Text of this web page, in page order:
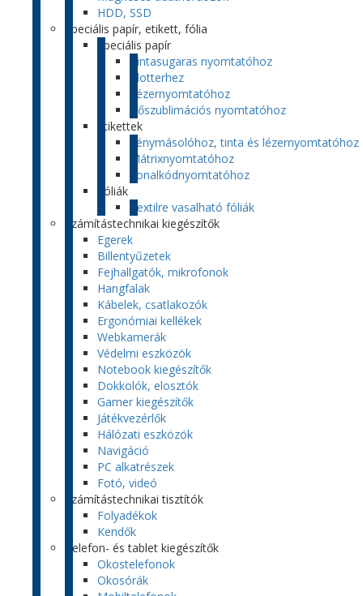
HDD, SSD
Speciális papír, etikett, fólia
Speciális papír
Tintasugaras nyomtatóhoz
Plotterhez
Lézernyomtatóhoz
Hőszublimációs nyomtatóhoz
Etikettek
Fénymásolóhoz, tinta és lézernyomtatóhoz
Mátrixnyomtatóhoz
Vonalkódnyomtatóhoz
Fóliák
Textilre vasalható fóliák
Számítástechnikai kiegészítők
Egerek
Billentyűzetek
Fejhallgatók, mikrofonok
Hangfalak
Kábelek, csatlakozók
Ergonómiai kellékek
Webkamerák
Védelmi eszközök
Notebook kiegészítők
Dokkolók, elosztók
Gamer kiegészítők
Játékvezérlők
Hálózati eszközök
Navigáció
PC alkatrészek
Fotó, videó
Számítástechnikai tisztítók
Folyadékok
Kendők
Telefon- és tablet kiegészítők
Okostelefonok
Okosórák